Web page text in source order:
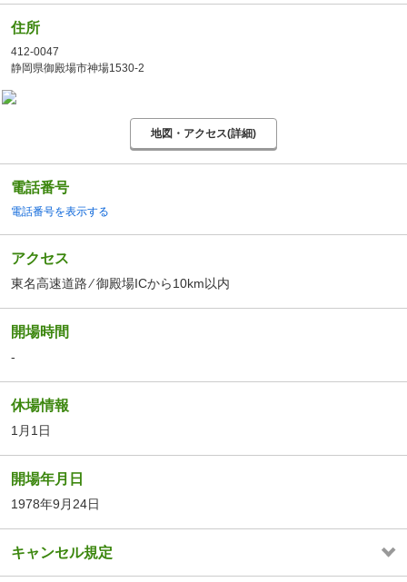
住所
412-0047
静岡県御殿場市神場1530-2
地図・アクセス(詳細)
電話番号
電話番号を表示する
アクセス
東名高速道路 ⁄ 御殿場ICから10km以内
開場時間
-
休場情報
1月1日
開場年月日
1978年9月24日
キャンセル規定